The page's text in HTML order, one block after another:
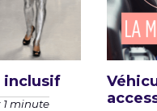
inclusif
1 minute